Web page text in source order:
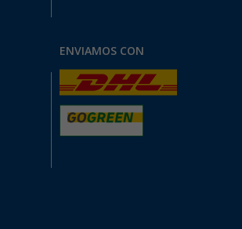
ENVIAMOS CON